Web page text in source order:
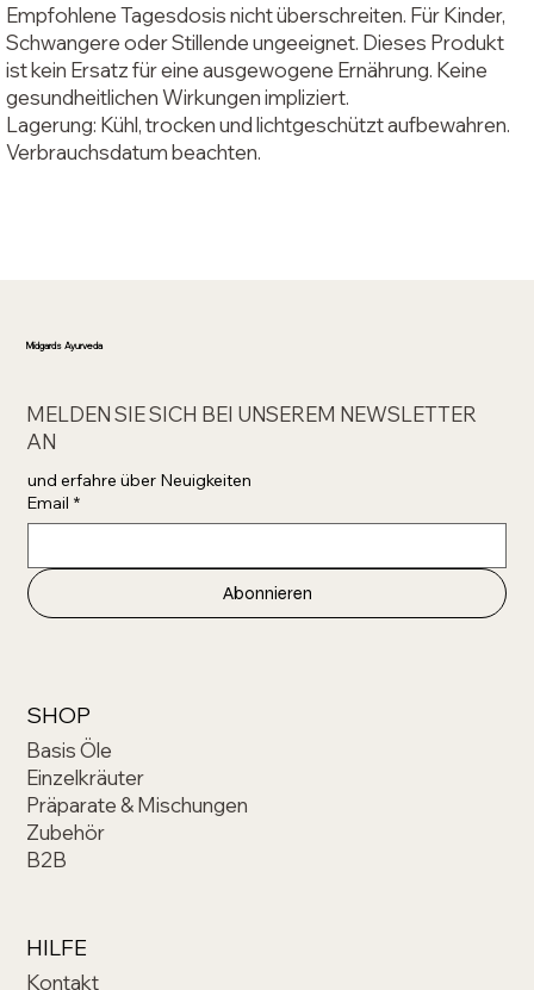
Empfohlene Tagesdosis nicht überschreiten. Für Kinder,
Schwangere oder Stillende ungeeignet. Dieses Produkt
ist kein Ersatz für eine ausgewogene Ernährung. Keine
gesundheitlichen Wirkungen impliziert.
Lagerung: Kühl, trocken und lichtgeschützt aufbewahren.
Verbrauchsdatum beachten.
HILFE
Kontakt
SHOP
Basis Öle
Einzelkräuter
Präparate & Mischungen
Zubehör
B2B
Midgards Ayurveda
MELDEN SIE SICH BEI UNSEREM NEWSLETTER
AN
Email *
Abonnieren